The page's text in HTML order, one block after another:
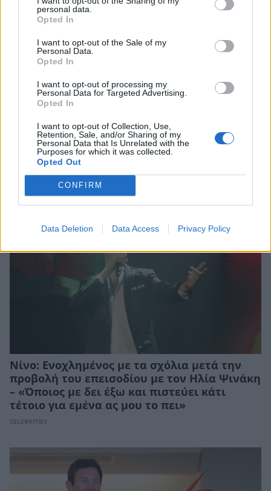
personal data.
Opted In
I want to opt-out of the Sale of my
Personal Data.
Opted In
I want to opt-out of processing my
Personal Data for Targeted Advertising.
Opted In
I want to opt-out of Collection, Use,
Retention, Sale, and/or Sharing of my
Personal Data that Is Unrelated with the
Purposes for which it was collected.
Opted Out
CONFIRM
Data Deletion Data Access Privacy Policy
Ιουλία Καλλιμάνη: Θα παντρευτεί με τον
αγαπημένο της Μιχάλη Τουρατζίδη στη
Θεσσαλονίκη – Όλες οι λεπτομέρειες
CELEBRITIES
Νίνο: Ενοχλημένος με τα σχόλια μετά την
προβολή του επεισοδίου με τον Ηλία Ψινάκη
– «Όποιος με δει έξω και πιστεύει κάτι
τέτοιο για εμένα ας μου το πει»
CELEBRITIES